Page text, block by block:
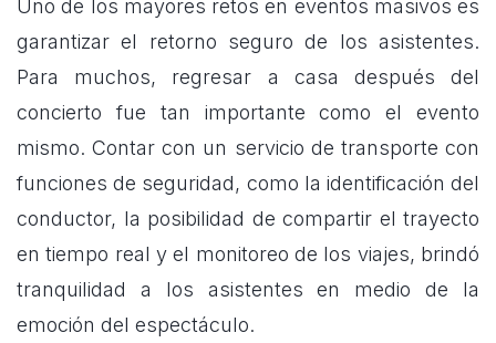
Uno de los mayores retos en eventos masivos es
garantizar el retorno seguro de los asistentes.
Para muchos, regresar a casa después del
concierto fue tan importante como el evento
mismo. Contar con un servicio de transporte con
funciones de seguridad, como la identificación del
conductor, la posibilidad de compartir el trayecto
en tiempo real y el monitoreo de los viajes, brindó
tranquilidad a los asistentes en medio de la
emoción del espectáculo.